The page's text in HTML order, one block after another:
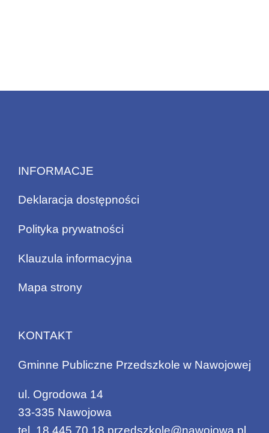
INFORMACJE
Deklaracja dostępności
Polityka prywatności
Klauzula informacyjna
Mapa strony
KONTAKT
Gminne Publiczne Przedszkole w Nawojowej
ul. Ogrodowa 14
33-335 Nawojowa
tel. 18 445 70 18 przedszkole@nawojowa.pl